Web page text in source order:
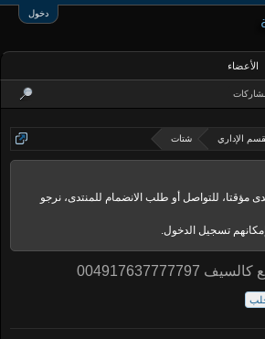
دخول
الإداري شتات
مؤقتا، للتواصل أو طلب الانضمام للمنتدى، نرجو
تسجيل الدخول.
الأعضاء